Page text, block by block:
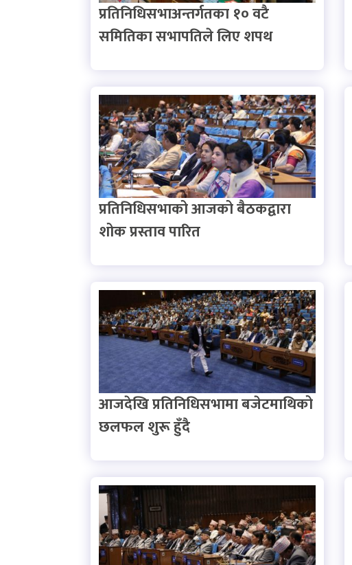
प्रतिनिधिसभाअन्तर्गतका १० वटै
समितिका सभापतिले लिए शपथ
प्रतिनिधिसभाको आजको बैठकद्वारा
शोक प्रस्ताव पारित
आजदेखि प्रतिनिधिसभामा बजेटमाथिको
छलफल शुरू हुँदै